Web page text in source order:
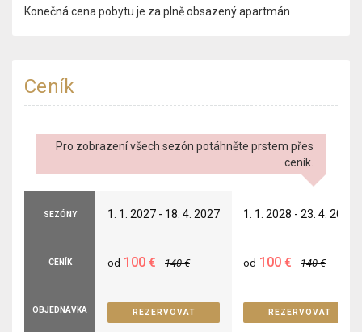
Konečná cena pobytu je za plně obsazený apartmán​
Ceník
Pro zobrazení všech sezón potáhněte prstem přes
ceník.
SEZÓNY
CENÍK
OBJEDNÁVKA
1. 1. 2027 - 18. 4. 2027
od 100 € 140€
REZERVOVAT
1. 1. 2028 - 23. 4. 2028
od 100 € 140€
REZERVOVAT